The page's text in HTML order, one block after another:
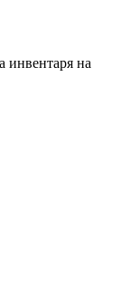
инвентаря на